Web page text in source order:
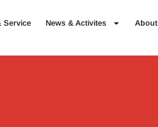
Service News & Activites About